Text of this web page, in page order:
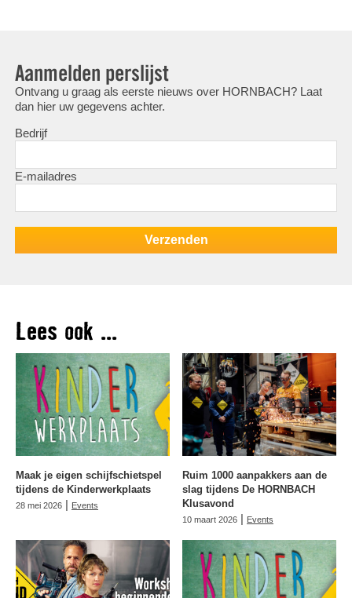
Aanmelden perslijst
Ontvang u graag als eerste nieuws over HORNBACH? Laat
dan hier uw gegevens achter.
Bedrijf
E-mailadres
Lees ook ...
Maak je eigen schijfschietspel
tijdens de Kinderwerkplaats
28 mei 2026 | Events
Ruim 1000 aanpakkers aan de
slag tijdens De HORNBACH
Klusavond
10 maart 2026 | Events